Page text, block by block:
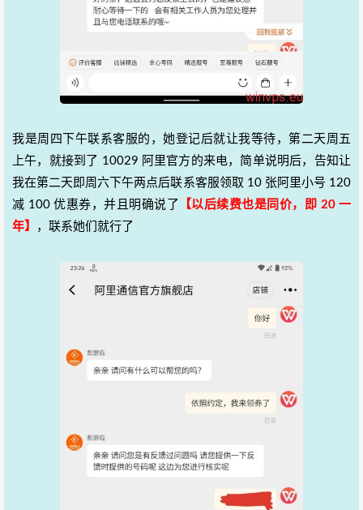
我是周四下午联系客服的，她登记后就让我等待，第二天周五
上午，就接到了 10029 阿里官方的来电，简单说明后，告知让
我在第二天即周六下午两点后联系客服领取 10 张阿里小号 120
减 100 优惠券，并且明确说了
【以后续费也是同价，即 20 一
年】
，联系她们就行了